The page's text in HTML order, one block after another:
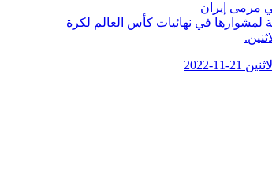
مرمى إيران
بداية قوية لمشوارها في نهائيات كأس العالم لكرة